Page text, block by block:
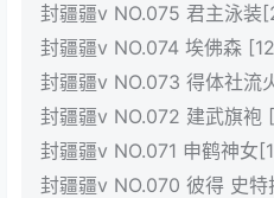
封疆疆v NO.075 君主泳装
封疆疆v NO.074 埃佛森
封疆疆v NO.073 得体社流
封疆疆v NO.072 建武旗袍
封疆疆v NO.071 申鹤神女
封疆疆v NO.070 彼得 史